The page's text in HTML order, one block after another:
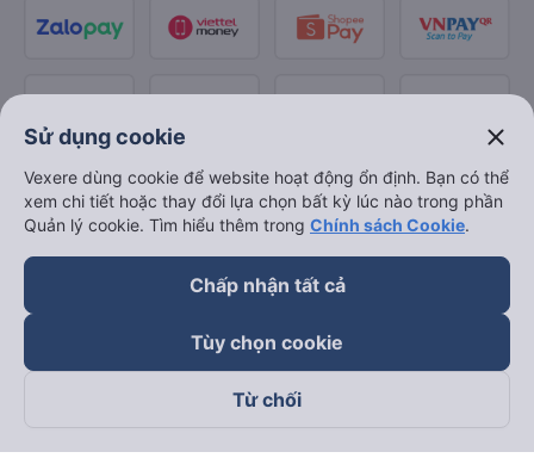
Theo dõi chúng tôi trên
Sử dụng cookie close
Vexere dùng cookie để website hoạt động ổn định. Bạn có thể
xem chi tiết hoặc thay đổi lựa chọn bất kỳ lúc nào trong phần
Quản lý cookie. Tìm hiểu thêm trong Chính sách Cookie.
Chấp nhận tất cả
Tùy chọn cookie
Từ chối